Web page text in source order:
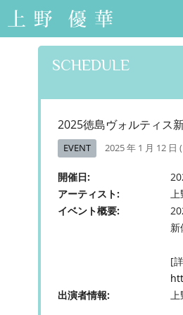
上野優華 オフィシ
ャルサイト-Yuuka
Ueno Official Web
SCHEDULE
2025徳島ヴォルティス
EVENT 2025 年 1 月 12 日
開催日
アーティスト
上
イベント概要
新
[
出演者情報
上